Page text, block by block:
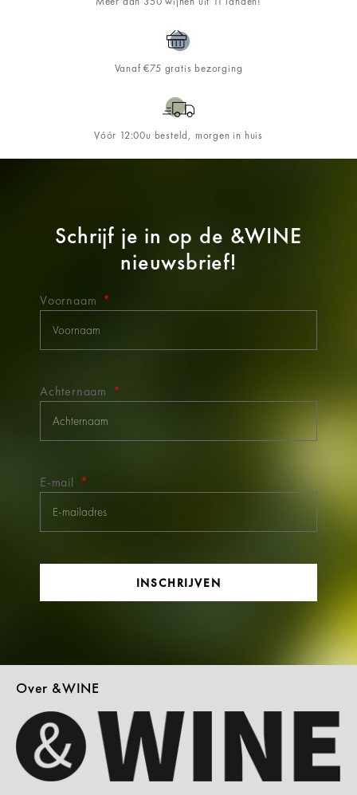
Vanaf €75 gratis bezorging
Vóór 12:00u besteld, morgen in huis
Schrijf je in op de &WINE
nieuwsbrief!
Voornaam
Achternaam
E-mail
INSCHRIJVEN
Over &WINE